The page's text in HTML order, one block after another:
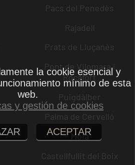
Pacs del Penedès
Rajadell
Prats de Lluçanès
Pont de Vilomara i
Rocafort
Puigdàlber
Palma de Cervelló
Moià
Castellfullit del Boix
la cookie esencial y
mínimo de esta
web.
y gestión de cookies
ACEPTAR